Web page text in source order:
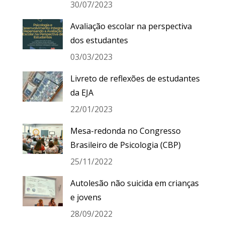
30/07/2023
Avaliação escolar na perspectiva
dos estudantes
03/03/2023
Livreto de reflexões de estudantes
da EJA
22/01/2023
Mesa-redonda no Congresso
Brasileiro de Psicologia (CBP)
25/11/2022
Autolesão não suicida em crianças
e jovens
28/09/2022